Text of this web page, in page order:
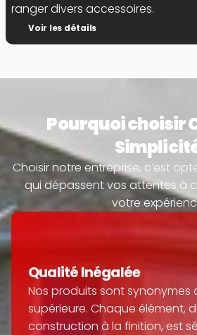
ranger divers accessoires.
Voir les détails
Pourquoi choisir
Choisir notre entreprise, c’est
qui dépassent vos attentes à
votre
Qualité Inégalée
Nos produits sont synonymes
supérieure. Chaque élément,
construction à la finition, est